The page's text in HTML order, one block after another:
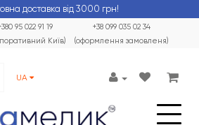
доставка від 3000 грн!
+38 099 035 02 34
(оформлення замовленя)
95 022 91 19
Київ)
UA